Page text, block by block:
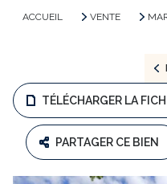
ACCUEIL VENTE
TÉLÉCHARGER LA
PARTAGER CE BIEN